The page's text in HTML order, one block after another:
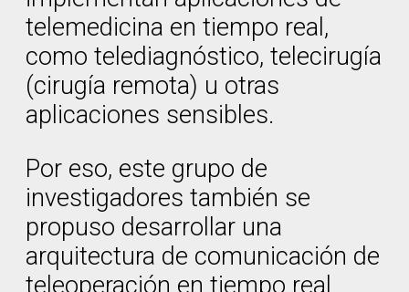
telemedicina en tiempo real,
como telediagnóstico, telecirugía
(cirugía remota) u otras
aplicaciones sensibles.
Por eso, este grupo de
investigadores también se
propuso desarrollar una
arquitectura de comunicación de
teleoperación en tiempo real